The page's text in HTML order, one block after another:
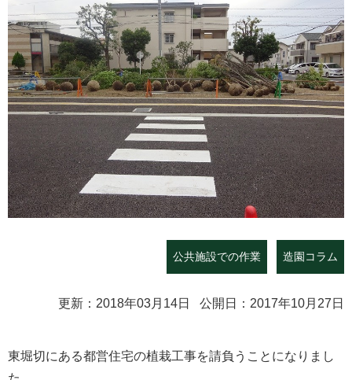
公共施設での作業 造園コラム
更新：2018年03月14日 公開日：2017年10月27日
東堀切にある都営住宅の植栽工事を請負うことになりまし